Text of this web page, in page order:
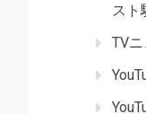
スト
TV